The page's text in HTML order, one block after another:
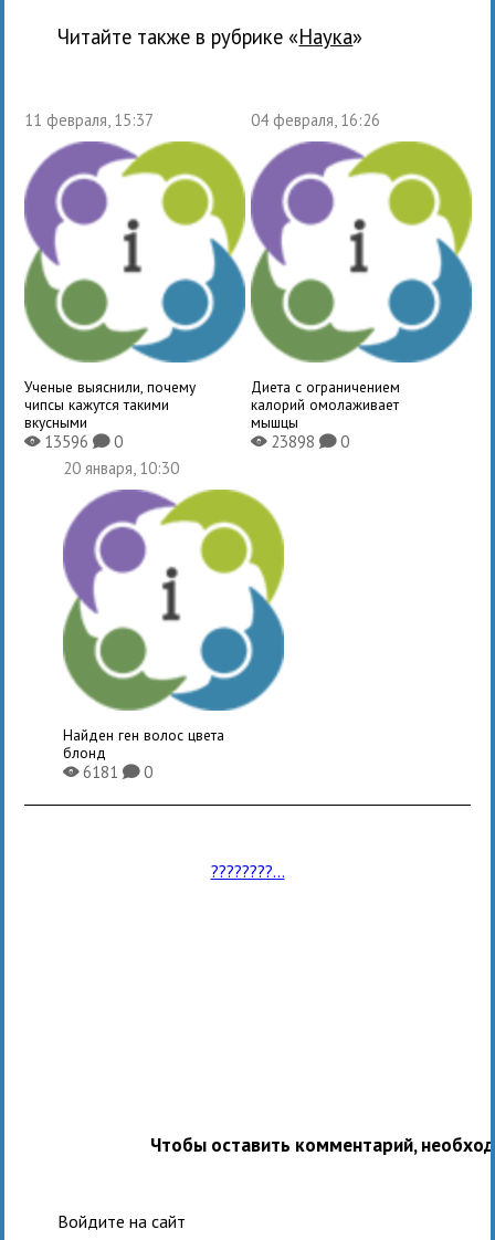
Читайте также в рубрике « наука»
11 февраля, 15:37
Ученые выяснили, почему
чипсы кажутся такими
вкусными
X13596K0
04 февраля, 16:26
Диета с ограничением
калорий омолаживает
мышцы
X23898 K0
20 января, 10:30
Найден ген волос цвета
блонд
X6181K0
????????...
Чтобы оставить комментарий,
Войдите на сайт